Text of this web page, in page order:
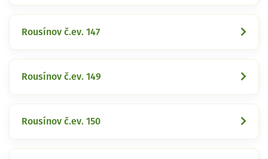
Rousínov č.ev. 147
Rousínov č.ev. 149
Rousínov č.ev. 150